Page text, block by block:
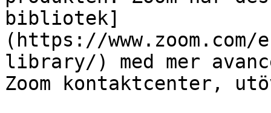
bibliotek]
(https://
library/) med mer
Zoom kontaktcenter,